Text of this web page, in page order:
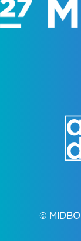
© MIDBO